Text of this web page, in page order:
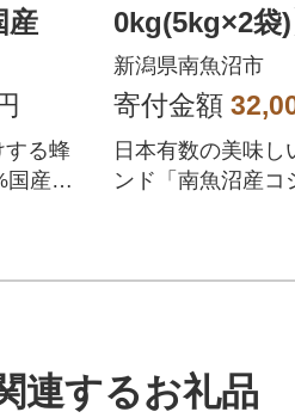
する蜂
国産、
0kg(5kg×2袋
新潟県南魚沼市
寄付金額
日本有数の美味し
ンド「南魚沼産コ
連するお礼品